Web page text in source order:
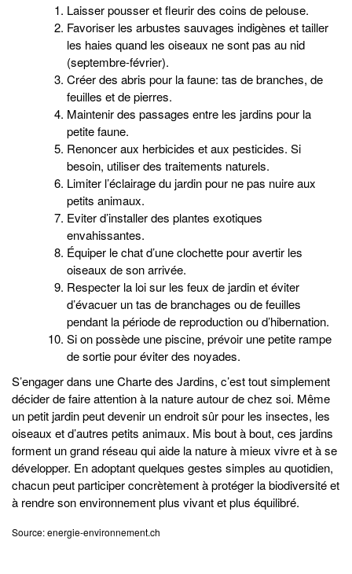
Laisser pousser et fleurir des coins de pelouse.
Favoriser les arbustes sauvages indigènes et tailler
les haies quand les oiseaux ne sont pas au nid
(septembre-février).
Créer des abris pour la faune: tas de branches, de
feuilles et de pierres.
Maintenir des passages entre les jardins pour la
petite faune.
Renoncer aux herbicides et aux pesticides. Si
besoin, utiliser des traitements naturels.
Limiter l’éclairage du jardin pour ne pas nuire aux
petits animaux.
Eviter d’installer des plantes exotiques
envahissantes.
Équiper le chat d’une clochette pour avertir les
oiseaux de son arrivée.
Respecter la loi sur les feux de jardin et éviter
d’évacuer un tas de branchages ou de feuilles
pendant la période de reproduction ou d’hibernation.
Si on possède une piscine, prévoir une petite rampe
de sortie pour éviter des noyades.
S’engager dans une Charte des Jardins, c’est tout simplement
décider de faire attention à la nature autour de chez soi. Même
un petit jardin peut devenir un endroit sûr pour les insectes, les
oiseaux et d’autres petits animaux. Mis bout à bout, ces jardins
forment un grand réseau qui aide la nature à mieux vivre et à se
développer. En adoptant quelques gestes simples au quotidien,
chacun peut participer concrètement à protéger la biodiversité et
à rendre son environnement plus vivant et plus équilibré.
Source: energie-environnement.ch